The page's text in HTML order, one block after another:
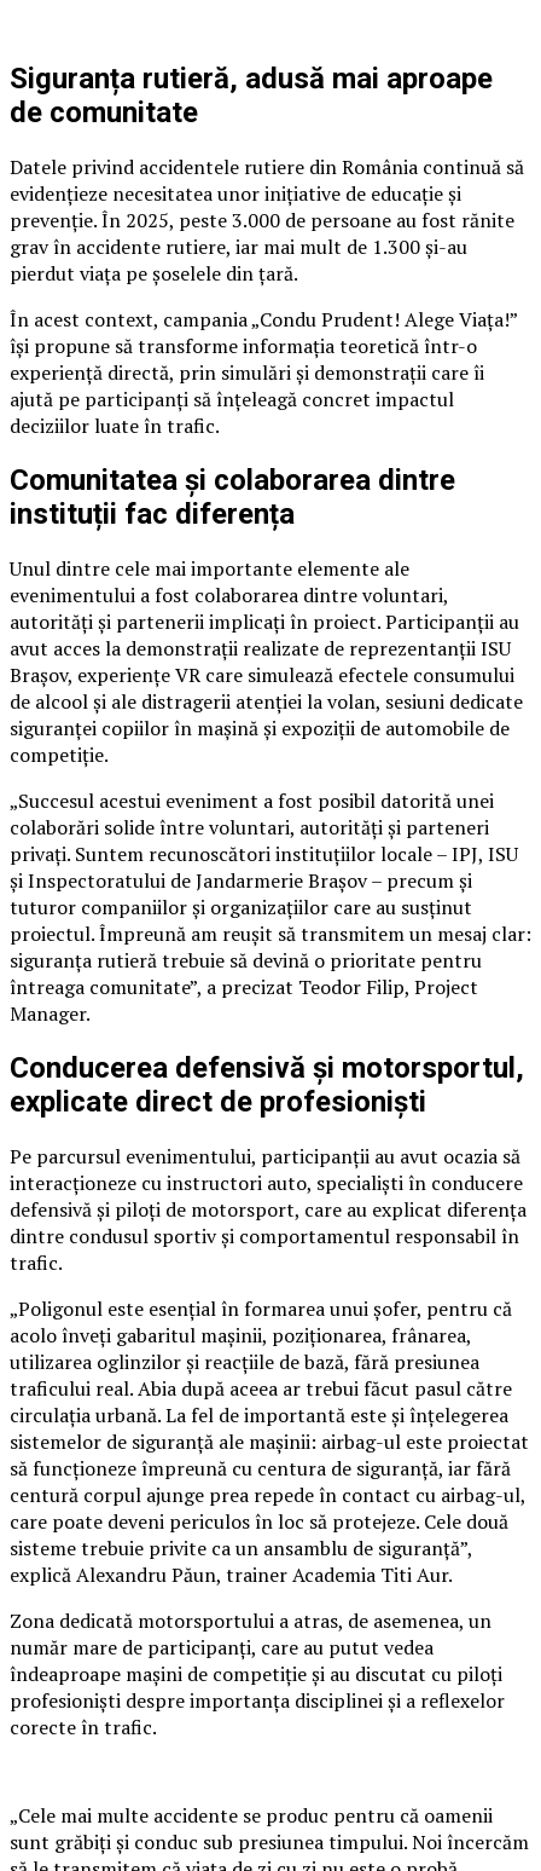
Siguranța rutieră, adusă mai aproape
de comunitate
Datele privind accidentele rutiere din România continuă să
evidențieze necesitatea unor inițiative de educație și
prevenție. În 2025, peste 3.000 de persoane au fost rănite
grav în accidente rutiere, iar mai mult de 1.300 și-au
pierdut viața pe șoselele din țară.
În acest context, campania „Condu Prudent! Alege Viața!”
își propune să transforme informația teoretică într-o
experiență directă, prin simulări și demonstrații care îi
ajută pe participanți să înțeleagă concret impactul
deciziilor luate în trafic.
Comunitatea și colaborarea dintre
instituții fac diferența
Unul dintre cele mai importante elemente ale
evenimentului a fost colaborarea dintre voluntari,
autorități și partenerii implicați în proiect. Participanții au
avut acces la demonstrații realizate de reprezentanții ISU
Brașov, experiențe VR care simulează efectele consumului
de alcool și ale distragerii atenției la volan, sesiuni dedicate
siguranței copiilor în mașină și expoziții de automobile de
competiție.
„Succesul acestui eveniment a fost posibil datorită unei
colaborări solide între voluntari, autorități și parteneri
privați. Suntem recunoscători instituțiilor locale – IPJ, ISU
și Inspectoratului de Jandarmerie Brașov – precum și
tuturor companiilor și organizațiilor care au susținut
proiectul. Împreună am reușit să transmitem un mesaj clar:
siguranța rutieră trebuie să devină o prioritate pentru
întreaga comunitate”, a precizat Teodor Filip, Project
Manager.
Conducerea defensivă și motorsportul,
explicate direct de profesioniști
Pe parcursul evenimentului, participanții au avut ocazia să
interacționeze cu instructori auto, specialiști în conducere
defensivă și piloți de motorsport, care au explicat diferența
dintre condusul sportiv și comportamentul responsabil în
trafic.
„Poligonul este esențial în formarea unui șofer, pentru că
acolo înveți gabaritul mașinii, poziționarea, frânarea,
utilizarea oglinzilor și reacțiile de bază, fără presiunea
traficului real. Abia după aceea ar trebui făcut pasul către
circulația urbană. La fel de importantă este și înțelegerea
sistemelor de siguranță ale mașinii: airbag-ul este proiectat
să funcționeze împreună cu centura de siguranță, iar fără
centură corpul ajunge prea repede în contact cu airbag-ul,
care poate deveni periculos în loc să protejeze. Cele două
sisteme trebuie privite ca un ansamblu de siguranță”,
explică Alexandru Păun, trainer Academia Titi Aur.
Zona dedicată motorsportului a atras, de asemenea, un
număr mare de participanți, care au putut vedea
îndeaproape mașini de competiție și au discutat cu piloți
profesioniști despre importanța disciplinei și a reflexelor
corecte în trafic.
„Cele mai multe accidente se produc pentru că oamenii
sunt grăbiți și conduc sub presiunea timpului. Noi încercăm